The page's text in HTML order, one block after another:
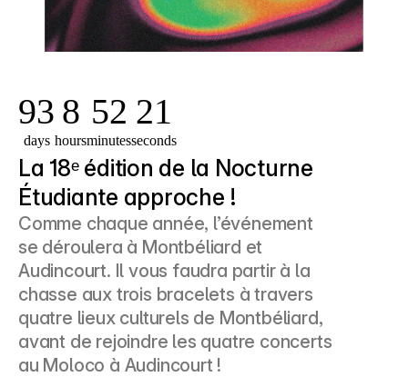
93
days
8
hours
52
minutes
21
seconds
La 18ᵉ édition de la Nocturne
Étudiante approche !
Comme chaque année, l’événement
se déroulera à Montbéliard et
Audincourt. Il vous faudra partir à la
chasse aux trois bracelets à travers
quatre lieux culturels de Montbéliard,
avant de rejoindre les quatre concerts
au Moloco à Audincourt !